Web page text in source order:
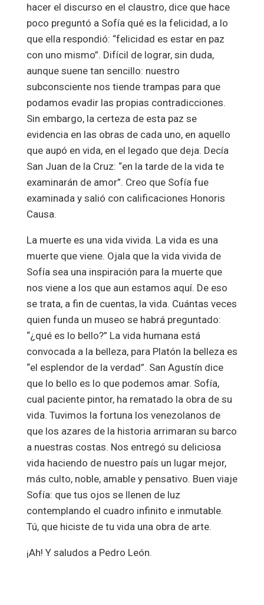
hacer el discurso en el claustro, dice que hace
poco preguntó a Sofía qué es la felicidad, a lo
que ella respondió: “felicidad es estar en paz
con uno mismo”. Difícil de lograr, sin duda,
aunque suene tan sencillo: nuestro
subconsciente nos tiende trampas para que
podamos evadir las propias contradicciones.
Sin embargo, la certeza de esta paz se
evidencia en las obras de cada uno, en aquello
que aupó en vida, en el legado que deja. Decía
San Juan de la Cruz: “en la tarde de la vida te
examinarán de amor”. Creo que Sofía fue
examinada y salió con calificaciones Honoris
Causa.
La muerte es una vida vivida. La vida es una
muerte que viene. Ojala que la vida vivida de
Sofía sea una inspiración para la muerte que
nos viene a los que aun estamos aquí. De eso
se trata, a fin de cuentas, la vida. Cuántas veces
quien funda un museo se habrá preguntado:
“¿qué es lo bello?” La vida humana está
convocada a la belleza, para Platón la belleza es
“el esplendor de la verdad”. San Agustín dice
que lo bello es lo que podemos amar. Sofía,
cual paciente pintor, ha rematado la obra de su
vida. Tuvimos la fortuna los venezolanos de
que los azares de la historia arrimaran su barco
a nuestras costas. Nos entregó su deliciosa
vida haciendo de nuestro país un lugar mejor,
más culto, noble, amable y pensativo. Buen viaje
Sofía: que tus ojos se llenen de luz
contemplando el cuadro infinito e inmutable.
Tú, que hiciste de tu vida una obra de arte.
¡Ah! Y saludos a Pedro León.